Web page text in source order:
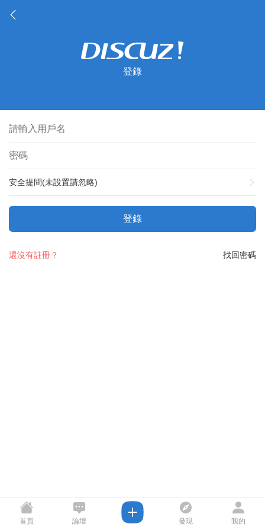
登錄
安全提問(未設置請忽略)
登錄
找回密碼
還沒有註冊？
首頁 論壇 發現 我的